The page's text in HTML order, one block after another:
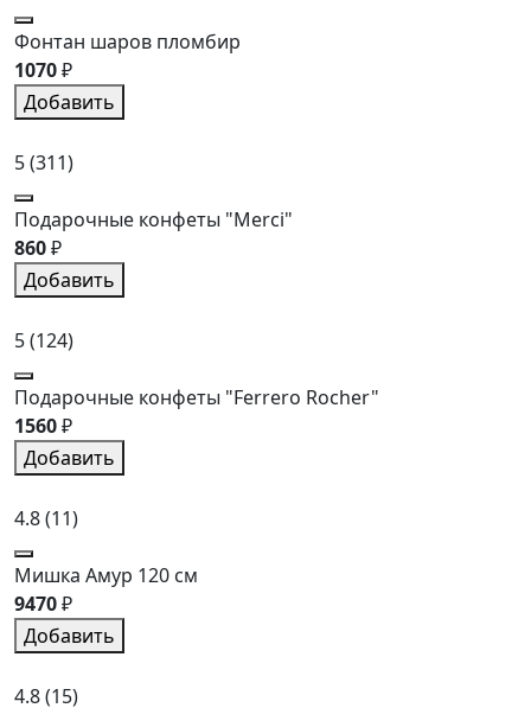
Фонтан шаров пломбир
1070₽
Добавить
5(311)
Подарочные конфеты "Merci"
860₽
Добавить
5(124)
Подарочные конфеты "Ferrero Rocher"
1560₽
Добавить
4.8(11)
Мишка Амур 120 см
9470₽
Добавить
4.8(15)